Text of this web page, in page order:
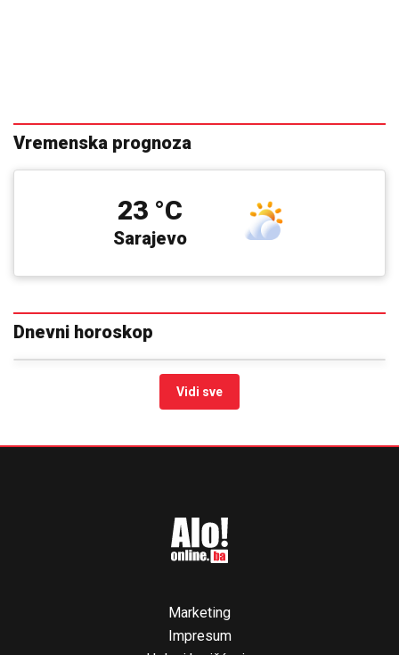
Vremenska prognoza
Sarajevo
23 °C
Dnevni horoskop
Vidi sve
Marketing
Impresum